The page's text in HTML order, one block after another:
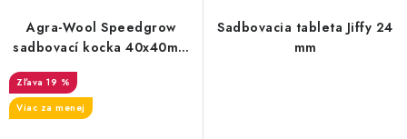
Agra-Wool Speedgrow
sadbovací kocka 40x40mm
19 %
Viac za menej
Sadbovacia tableta Jiffy 24
mm